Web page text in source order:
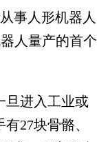
事人形机器人
人量产的首个
进入工业或
27块骨骼、